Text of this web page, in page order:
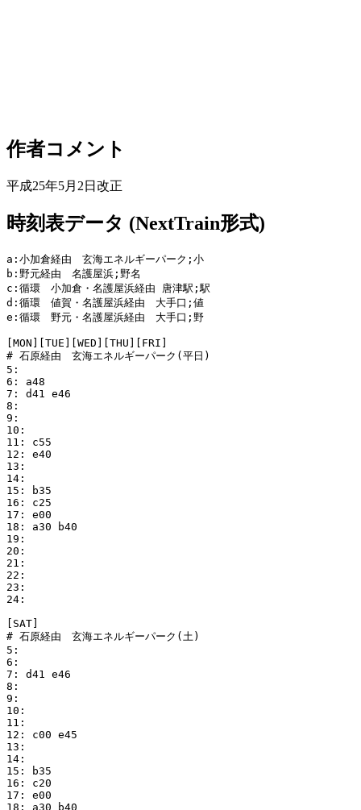
作者コメント
平成25年5月2日改正
時刻表データ (NextTrain形式)
a:小加倉経由　玄海エネルギーパーク;小
b:野元経由　名護屋浜;野名
c:循環　小加倉・名護屋浜経由 唐津駅;駅
d:循環　値賀・名護屋浜経由　大手口;値
e:循環　野元・名護屋浜経由　大手口;野
[MON][TUE][WED][THU][FRI]
# 石原経由　玄海エネルギーパーク(平日)
5:
6: a48
7: d41 e46
8:
9:
10:
11: c55
12: e40
13:
14:
15: b35
16: c25
17: e00
18: a30 b40
19:
20:
21:
22:
23:
24:
[SAT]
# 石原経由　玄海エネルギーパーク(土)
5:
6:
7: d41 e46
8:
9:
10:
11:
12: c00 e45
13:
14:
15: b35
16: c20
17: e00
18: a30 b40